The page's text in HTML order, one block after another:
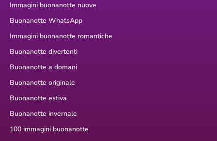
Immagini buonanotte nuove
Buonanotte WhatsApp
Immagini buonanotte romantiche
Buonanotte divertenti
Buonanotte a domani
Buonanotte originale
Buonanotte estiva
Buonanotte invernale
100 immagini buonanotte